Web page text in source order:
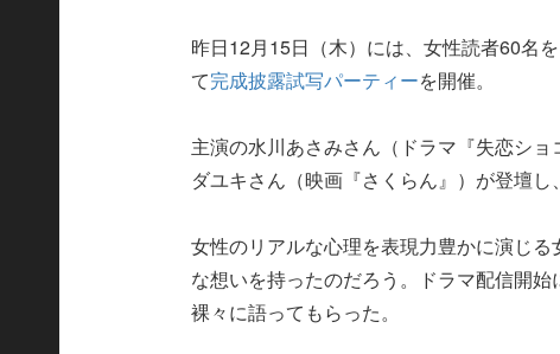
昨日12月15日（木）には、女性読者60名
て完成披露試写パーティーを開催。
主演の水川あさみさん（ドラマ『失恋シ
ダユキさん（映画『さくらん』）が登壇し
女性のリアルな心理を表現力豊かに演じ
な想いを持ったのだろう。ドラマ配信開
裸々に語ってもらった。